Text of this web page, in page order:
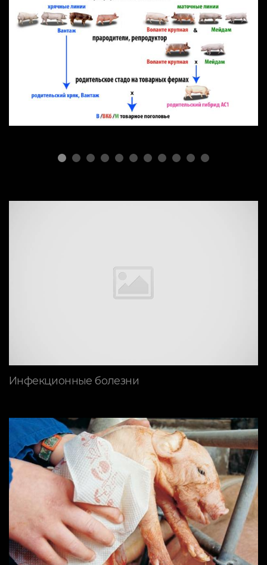
Селекционная простота
Инфекционные болезни